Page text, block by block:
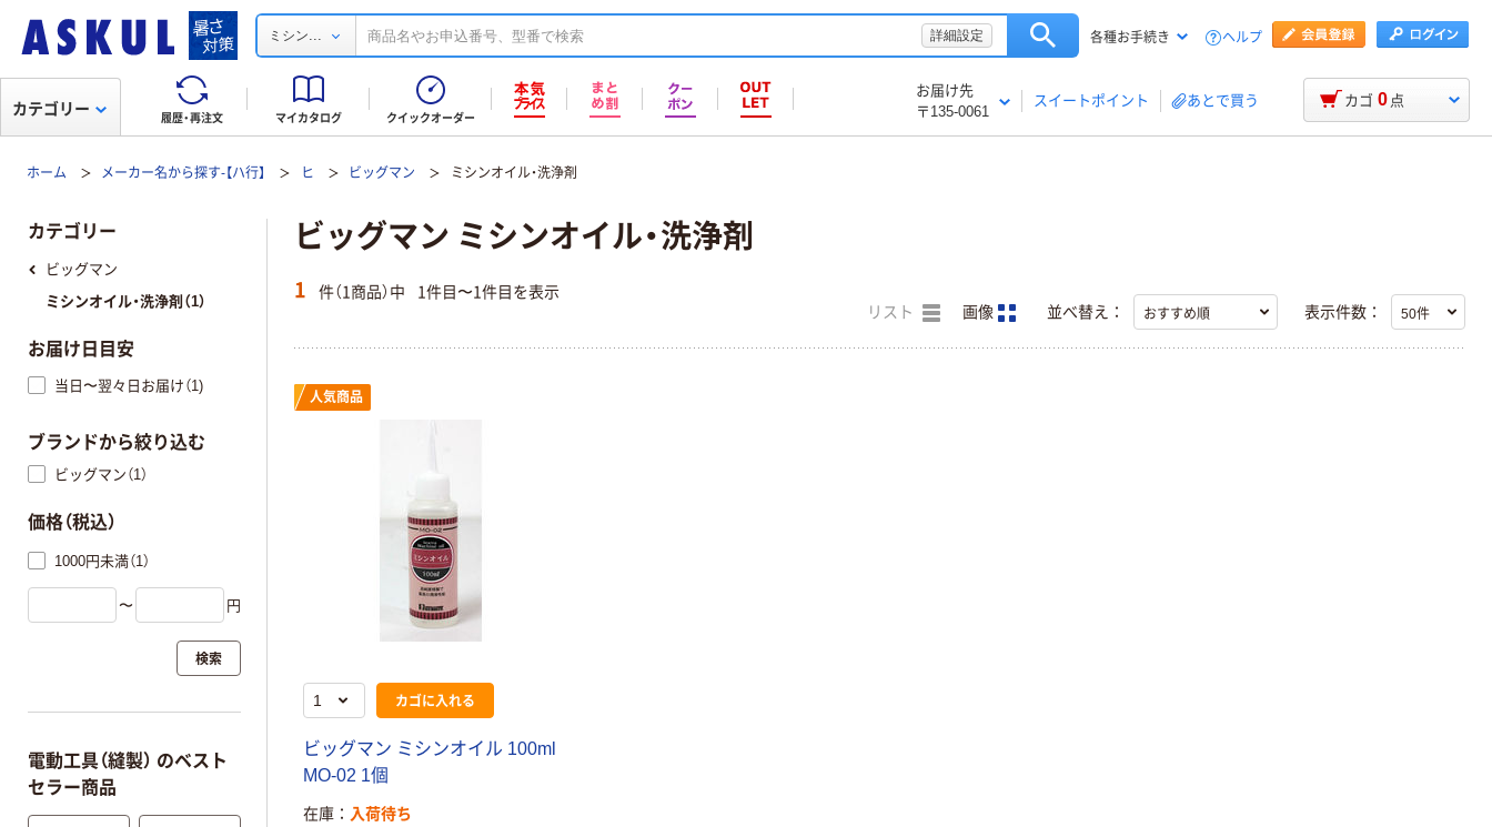
ミシン... 詳細設定 各種お手続き ヘルプ
履歴・再注文 マイカタログ クイックオーダー
お届け先
〒135-0061
スイートポイント あとで買う
カテゴリー カゴ 0 点
ホーム メーカー名から探す-【ハ行】 ヒ ビッグマン ミシンオイル・洗浄剤
ビッグマン ミシンオイル・洗浄剤
1 件（1商品）中 1件目〜1件目を表示
リスト 画像 並べ替え： 表示件数：
人気商品
カゴに入れる
ビッグマン ミシンオイル 100ml
MO-02 1個
在庫
入荷待ち
カテゴリー
ビッグマン
ミシンオイル・洗浄剤（1）
お届け日目安
当日〜翌々日お届け（1)
ブランドから絞り込む
ビッグマン（1）
価格（税込）
1000円未満（1）
〜 円
検索
電動工具（縫製） のベスト
セラー商品